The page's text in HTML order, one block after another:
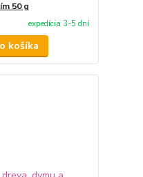
50 g
expedícia 3-5 dní
košíka